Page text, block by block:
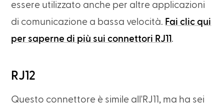
essere utilizzato anche per altre applicazioni
di comunicazione a bassa velocità. Fai clic qui
per saperne di più sui connettori RJ11 .
RJ12
Questo connettore è simile all'RJ11, ma ha sei